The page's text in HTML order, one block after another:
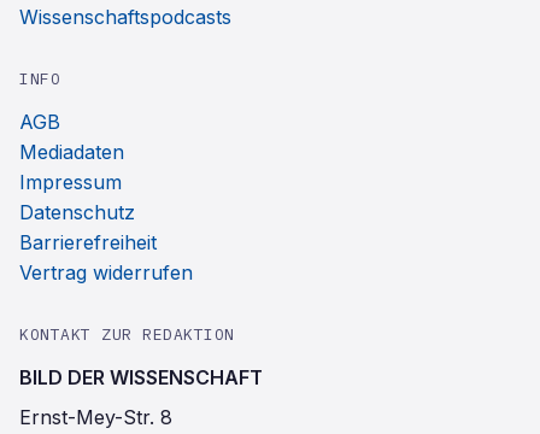
Wissenschaftspodcasts
INFO
AGB
Mediadaten
Impressum
Datenschutz
Barrierefreiheit
Vertrag widerrufen
KONTAKT ZUR REDAKTION
BILD DER WISSENSCHAFT
Ernst-Mey-Str. 8